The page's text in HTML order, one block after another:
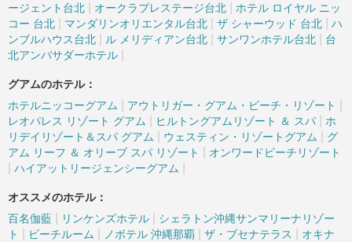
ージェント台北
オークラプレステージ台北
ホテル ロイヤル ニッ
コー 台北
マンダリンオリエンタル台北 ザ シャーウッド 台北
ハ
ンブルハウス台北
ル メリディアン台北 サンワンホテル台北
台
北アンバサダーホテル
グアムのホテル：
ホテルニッコーグアム
アウトリガー・グアム・ビーチ・リゾート
レオパレス リゾート グアム ヒルトングアムリゾート ＆ スパ
ホ
リデイリゾート＆スパ グアム
ウェスティン・リゾートグアム
グ
アム リーフ ＆ オリーブ スパ リゾート
オンワードビーチリゾート
ハイアットリージェンシーグアム
オススメのホテル：
百名伽藍
リンケンズホテル
シェラトン沖縄サンマリーナリゾー
ト
ビーチルーム ノボテル 沖縄那覇 ザ・ブセナテラス
オキナ